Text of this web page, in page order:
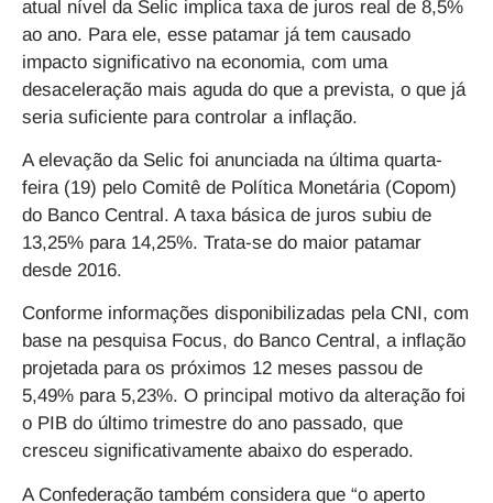
atual nível da Selic implica taxa de juros real de 8,5%
ao ano. Para ele, esse patamar já tem causado
impacto significativo na economia, com uma
desaceleração mais aguda do que a prevista, o que já
seria suficiente para controlar a inflação.
A elevação da Selic foi anunciada na última quarta-
feira (19) pelo Comitê de Política Monetária (Copom)
do Banco Central. A taxa básica de juros subiu de
13,25% para 14,25%. Trata-se do maior patamar
desde 2016.
Conforme informações disponibilizadas pela CNI, com
base na pesquisa Focus, do Banco Central, a inflação
projetada para os próximos 12 meses passou de
5,49% para 5,23%. O principal motivo da alteração foi
o PIB do último trimestre do ano passado, que
cresceu significativamente abaixo do esperado.
A Confederação também considera que “o aperto